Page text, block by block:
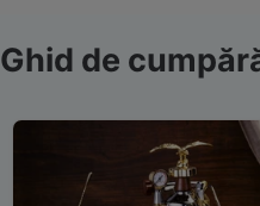
Ghid de